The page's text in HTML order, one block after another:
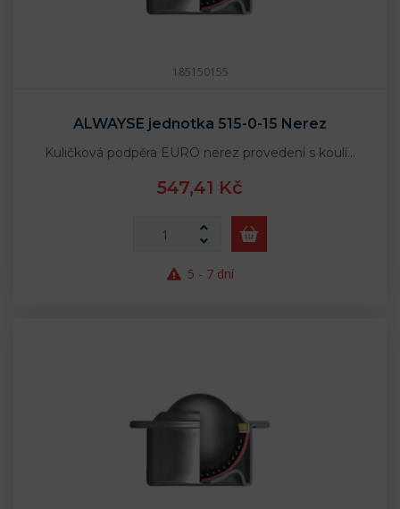
185150155
ALWAYSE jednotka 515-0-15 Nerez
Kuličková podpěra EURO nerez provedení s koulí…
547,41 Kč
5 - 7 dní